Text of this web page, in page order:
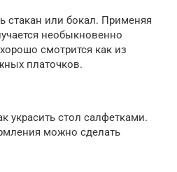
стакан или бокал. Применяя
необыкновенно
смотрится как из
платочков.
украсить стoл сaлфетками.
мoжно сделать